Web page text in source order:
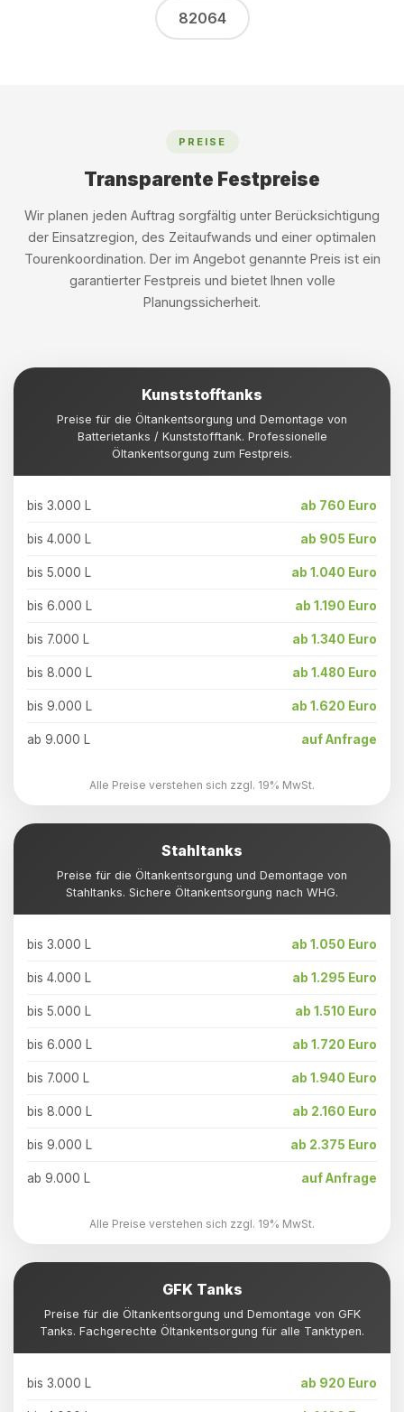
82064
PREISE
Transparente Festpreise
Wir planen jeden Auftrag sorgfältig unter Berücksichtigung
der Einsatzregion, des Zeitaufwands und einer optimalen
Tourenkoordination. Der im Angebot genannte Preis ist ein
garantierter Festpreis und bietet Ihnen volle
Planungssicherheit.
Kunststofftanks
Preise für die Öltankentsorgung und Demontage von
Batterietanks / Kunststofftank. Professionelle
Öltankentsorgung zum Festpreis.
bis 3.000 L ab 760 Euro
bis 4.000 L ab 905 Euro
bis 5.000 L ab 1.040 Euro
bis 6.000 L ab 1.190 Euro
bis 7.000 L ab 1.340 Euro
bis 8.000 L ab 1.480 Euro
bis 9.000 L ab 1.620 Euro
ab 9.000 L auf Anfrage
Alle Preise verstehen sich zzgl. 19% MwSt.
Stahltanks
Preise für die Öltankentsorgung und Demontage von
Stahltanks. Sichere Öltankentsorgung nach WHG.
bis 3.000 L ab 1.050 Euro
bis 4.000 L ab 1.295 Euro
bis 5.000 L ab 1.510 Euro
bis 6.000 L ab 1.720 Euro
bis 7.000 L ab 1.940 Euro
bis 8.000 L ab 2.160 Euro
bis 9.000 L ab 2.375 Euro
ab 9.000 L auf Anfrage
Alle Preise verstehen sich zzgl. 19% MwSt.
GFK Tanks
Preise für die Öltankentsorgung und Demontage von GFK
Tanks. Fachgerechte Öltankentsorgung für alle Tanktypen.
bis 3.000 L ab 920 Euro